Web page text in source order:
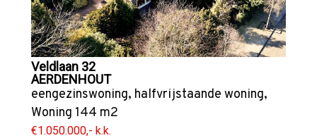
Veldlaan 32
AERDENHOUT
eengezinswoning, halfvrijstaande woning,
Woning 144 m2
€1.050.000,- k.k.